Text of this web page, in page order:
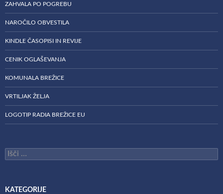
ZAHVALA PO POGREBU
NAROČILO OBVESTILA
KINDLE ČASOPISI IN REVIJE
CENIK OGLAŠEVANJA
KOMUNALA BREŽICE
VRTILJAK ŽELJA
LOGOTIP RADIA BREŽICE EU
Išči:
KATEGORIJE